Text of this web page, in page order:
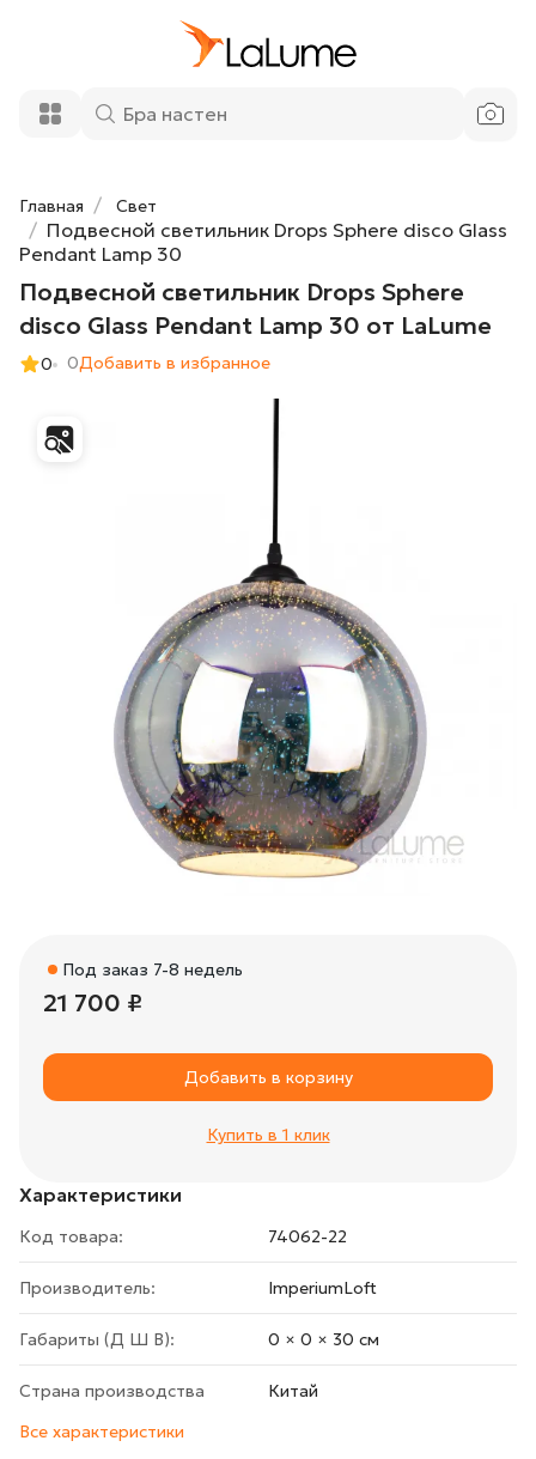
Главная Свет
Подвесной светильник Drops Sphere disco Glass
Pendant Lamp 30
Подвесной светильник Drops Sphere
disco Glass Pendant Lamp 30 от LaLume
0 0Добавить в избранное
Характеристики
Код товара: 74062-22
Производитель: ImperiumLoft
Габариты (Д Ш В): 0 × 0 × 30 cм
Страна производства
Китай
Все характеристики
Под заказ 7-8 недель
21 700 ₽
Добавить в корзину
Купить в 1 клик
disco Glass Pendant Lamp 30 от LaLume